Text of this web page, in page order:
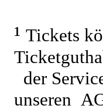
¹ Tickets
der
unseren